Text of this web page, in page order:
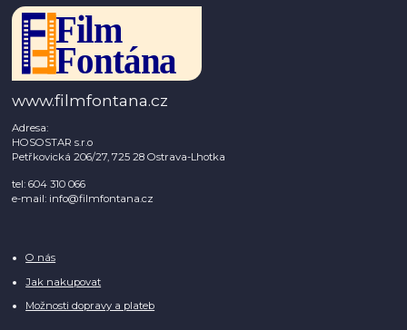
www.filmfontana.cz
Adresa:
HOSOSTAR s.r.o
Petřkovická 206/27, 725 28 Ostrava-Lhotka
tel: 604 310 066
e-mail: info@filmfontana.cz
O nás
Jak nakupovat
Možnosti dopravy a plateb